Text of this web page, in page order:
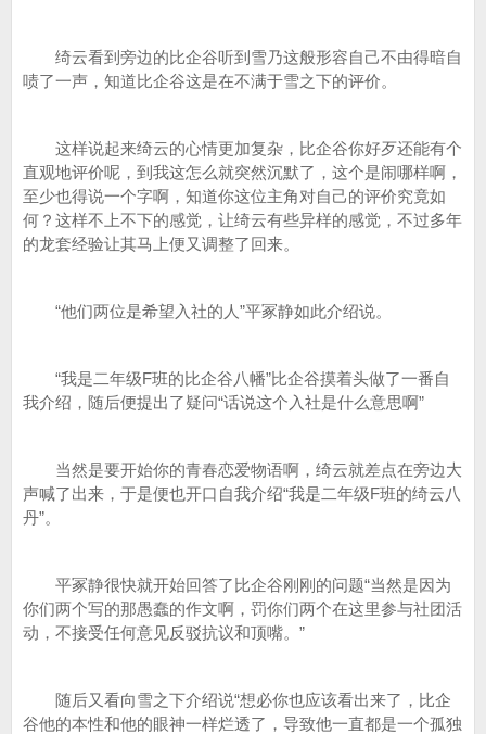
绮云看到旁边的比企谷听到雪乃这般形容自己不由得暗自
啧了一声，知道比企谷这是在不满于雪之下的评价。
这样说起来绮云的心情更加复杂，比企谷你好歹还能有个
直观地评价呢，到我这怎么就突然沉默了，这个是闹哪样啊，
至少也得说一个字啊，知道你这位主角对自己的评价究竟如
何？这样不上不下的感觉，让绮云有些异样的感觉，不过多年
的龙套经验让其马上便又调整了回来。
“他们两位是希望入社的人”平冢静如此介绍说。
“我是二年级F班的比企谷八幡”比企谷摸着头做了一番自
我介绍，随后便提出了疑问“话说这个入社是什么意思啊”
当然是要开始你的青春恋爱物语啊，绮云就差点在旁边大
声喊了出来，于是便也开口自我介绍“我是二年级F班的绮云八
丹”。
平冢静很快就开始回答了比企谷刚刚的问题“当然是因为
你们两个写的那愚蠢的作文啊，罚你们两个在这里参与社团活
动，不接受任何意见反驳抗议和顶嘴。”
随后又看向雪之下介绍说“想必你也应该看出来了，比企
谷他的本性和他的眼神一样烂透了，导致他一直都是一个孤独